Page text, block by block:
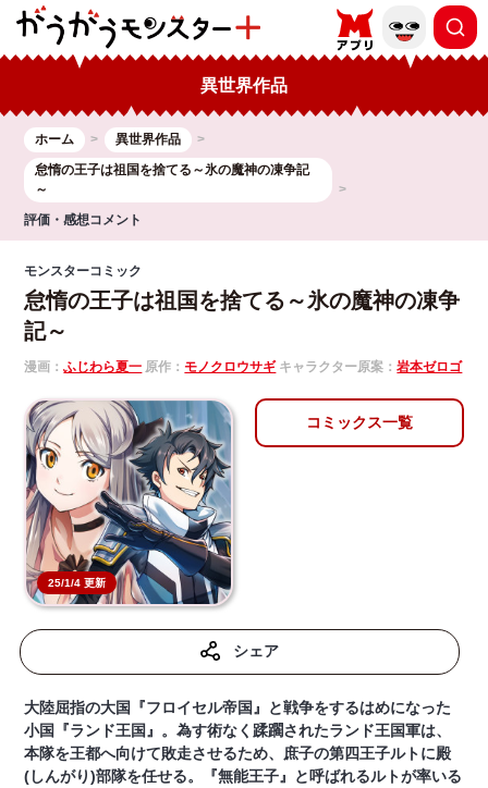
異世界作品
ホーム
異世界作品
怠惰の王子は祖国を捨てる～氷の魔神の凍争記
～
評価・感想コメント
モンスターコミック
怠惰の王子は祖国を捨てる～氷の魔神の凍争
記～
漫画：ふじわら夏一 原作： モノクロウサギキャラクター原案：岩本ゼロゴ
25/1/4 更新
コミックス一覧
シェア
大陸屈指の大国『フロイセル帝国』と戦争をするはめになった
小国『ランド王国』。為す術なく蹂躙されたランド王国軍は、
本隊を王都へ向けて敗走させるため、庶子の第四王子ルトに殿
(しんがり)部隊を任せる。『無能王子』と呼ばれるルトが率いる